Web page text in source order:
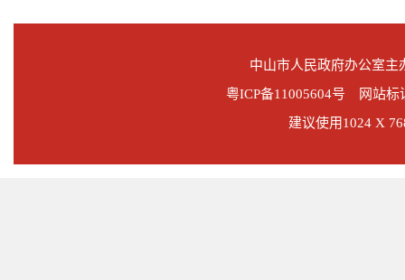
中山市人民政府办公室
粤ICP备11005604号 网站标
建议使用1024 X